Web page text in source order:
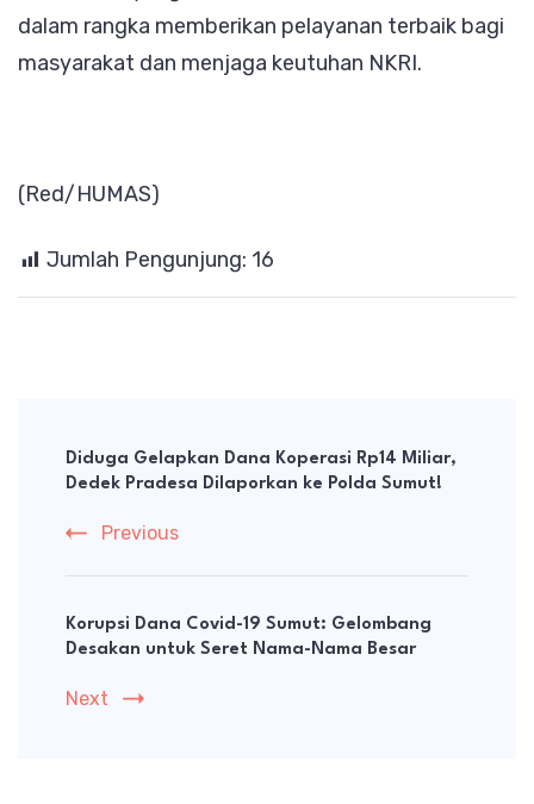
dalam rangka memberikan pelayanan terbaik bagi
masyarakat dan menjaga keutuhan NKRI.
(Red/HUMAS)
Jumlah Pengunjung: 16
Navigation
Diduga Gelapkan Dana Koperasi Rp14 Miliar,
Dedek Pradesa Dilaporkan ke Polda Sumut!
Previous
Korupsi Dana Covid-19 Sumut: Gelombang
Desakan untuk Seret Nama-Nama Besar
Next